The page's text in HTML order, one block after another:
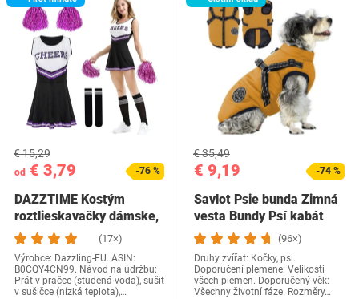
od € 3,79
€ 15,29
-76 %
DAZZTIME Kostým
roztlieskavačky dámske,
kostým…
(17×)
Výrobce: Dazzling-EU. ASIN:
B0CQY4CN99. Návod na údržbu:
Prát v pračce (studená voda), sušit
v sušičce (nízká teplota),…
€ 9,19
€ 35,49
-74 %
Savlot Psie bunda Zimná
vesta Bundy Psí kabát
Psí sveter…
(96×)
Druhy zvířat: Kočky, psi.
Doporučení plemene: Velikosti
všech plemen. Doporučený věk:
Všechny životní fáze. Rozměry…